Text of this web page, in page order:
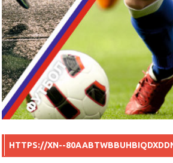
HTTPS://XN--